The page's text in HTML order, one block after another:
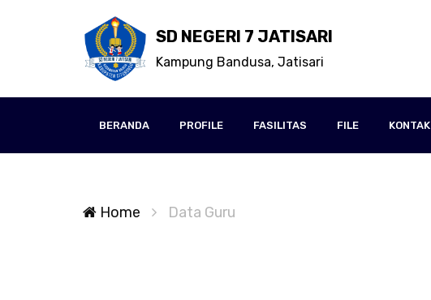
SD NEGERI 7 JATISARI
Kampung Bandusa, Jatisari
BERANDA PROFILE FASILITAS FILE KONTAK
Home Data Guru